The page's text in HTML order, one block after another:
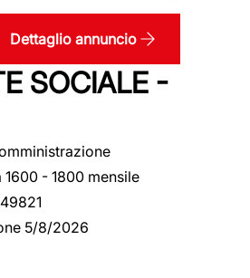
Dettaglio annuncio
SOCIALE -
1600 - 1800 mensile
5/8/2026